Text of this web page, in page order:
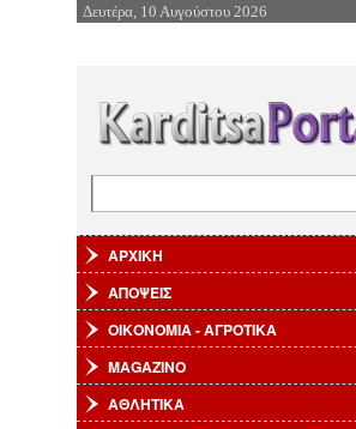
Επιστροφή στην Πλοήγηση
Δευτέρα, 10 Αυγούστου 2026
ΑΡΧΙΚΗ
ΑΠΟΨΕΙΣ
ΟΙΚΟΝΟΜΙΑ - ΑΓΡΟΤΙΚΑ
MAGAZINO
ΑΘΛΗΤΙΚΑ